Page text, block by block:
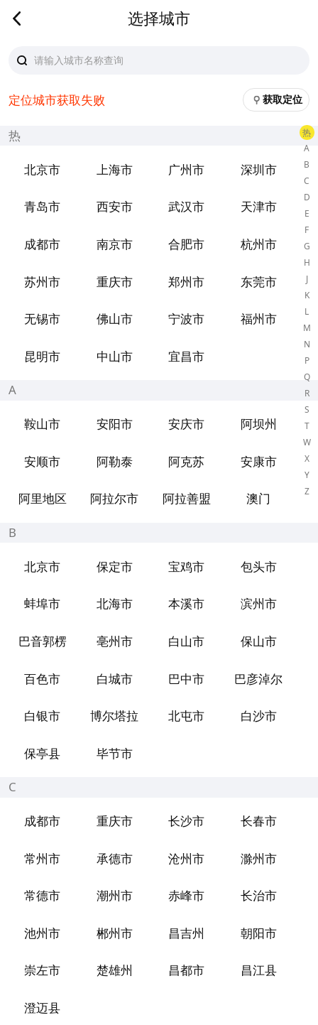
选择城市
热
A
B
C
D
E
F
G
H
J
K
L
M
N
P
Q
R
S
T
W
X
Y
Z
定位城市获取失败 获取定位
热
北京市 上海市 广州市 深圳市
青岛市 西安市 武汉市 天津市
成都市 南京市 合肥市 杭州市
苏州市 重庆市 郑州市 东莞市
无锡市 佛山市 宁波市 福州市
昆明市 中山市 宜昌市
A
鞍山市 安阳市 安庆市 阿坝州
安顺市 阿勒泰 阿克苏 安康市
阿里地区 阿拉尔市 阿拉善盟 澳门
B
北京市 保定市 宝鸡市 包头市
蚌埠市 北海市 本溪市 滨州市
巴音郭楞 亳州市 白山市 保山市
百色市 白城市 巴中市 巴彦淖尔
白银市 博尔塔拉 北屯市 白沙市
保亭县 毕节市
C
成都市 重庆市 长沙市 长春市
常州市 承德市 沧州市 滁州市
常德市 潮州市 赤峰市 长治市
池州市 郴州市 昌吉州 朝阳市
崇左市 楚雄州 昌都市 昌江县
澄迈县